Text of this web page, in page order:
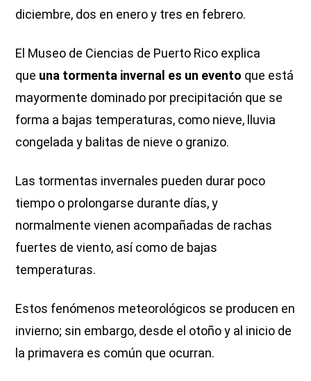
diciembre, dos en enero y tres en febrero.
El Museo de Ciencias de Puerto Rico explica
que una tormenta invernal es un evento que está
mayormente dominado por precipitación que se
forma a bajas temperaturas, como nieve, lluvia
congelada y balitas de nieve o granizo.
Las tormentas invernales pueden durar poco
tiempo o prolongarse durante días, y
normalmente vienen acompañadas de rachas
fuertes de viento, así como de bajas
temperaturas.
Estos fenómenos meteorológicos se producen en
invierno; sin embargo, desde el otoño y al inicio de
la primavera es común que ocurran.